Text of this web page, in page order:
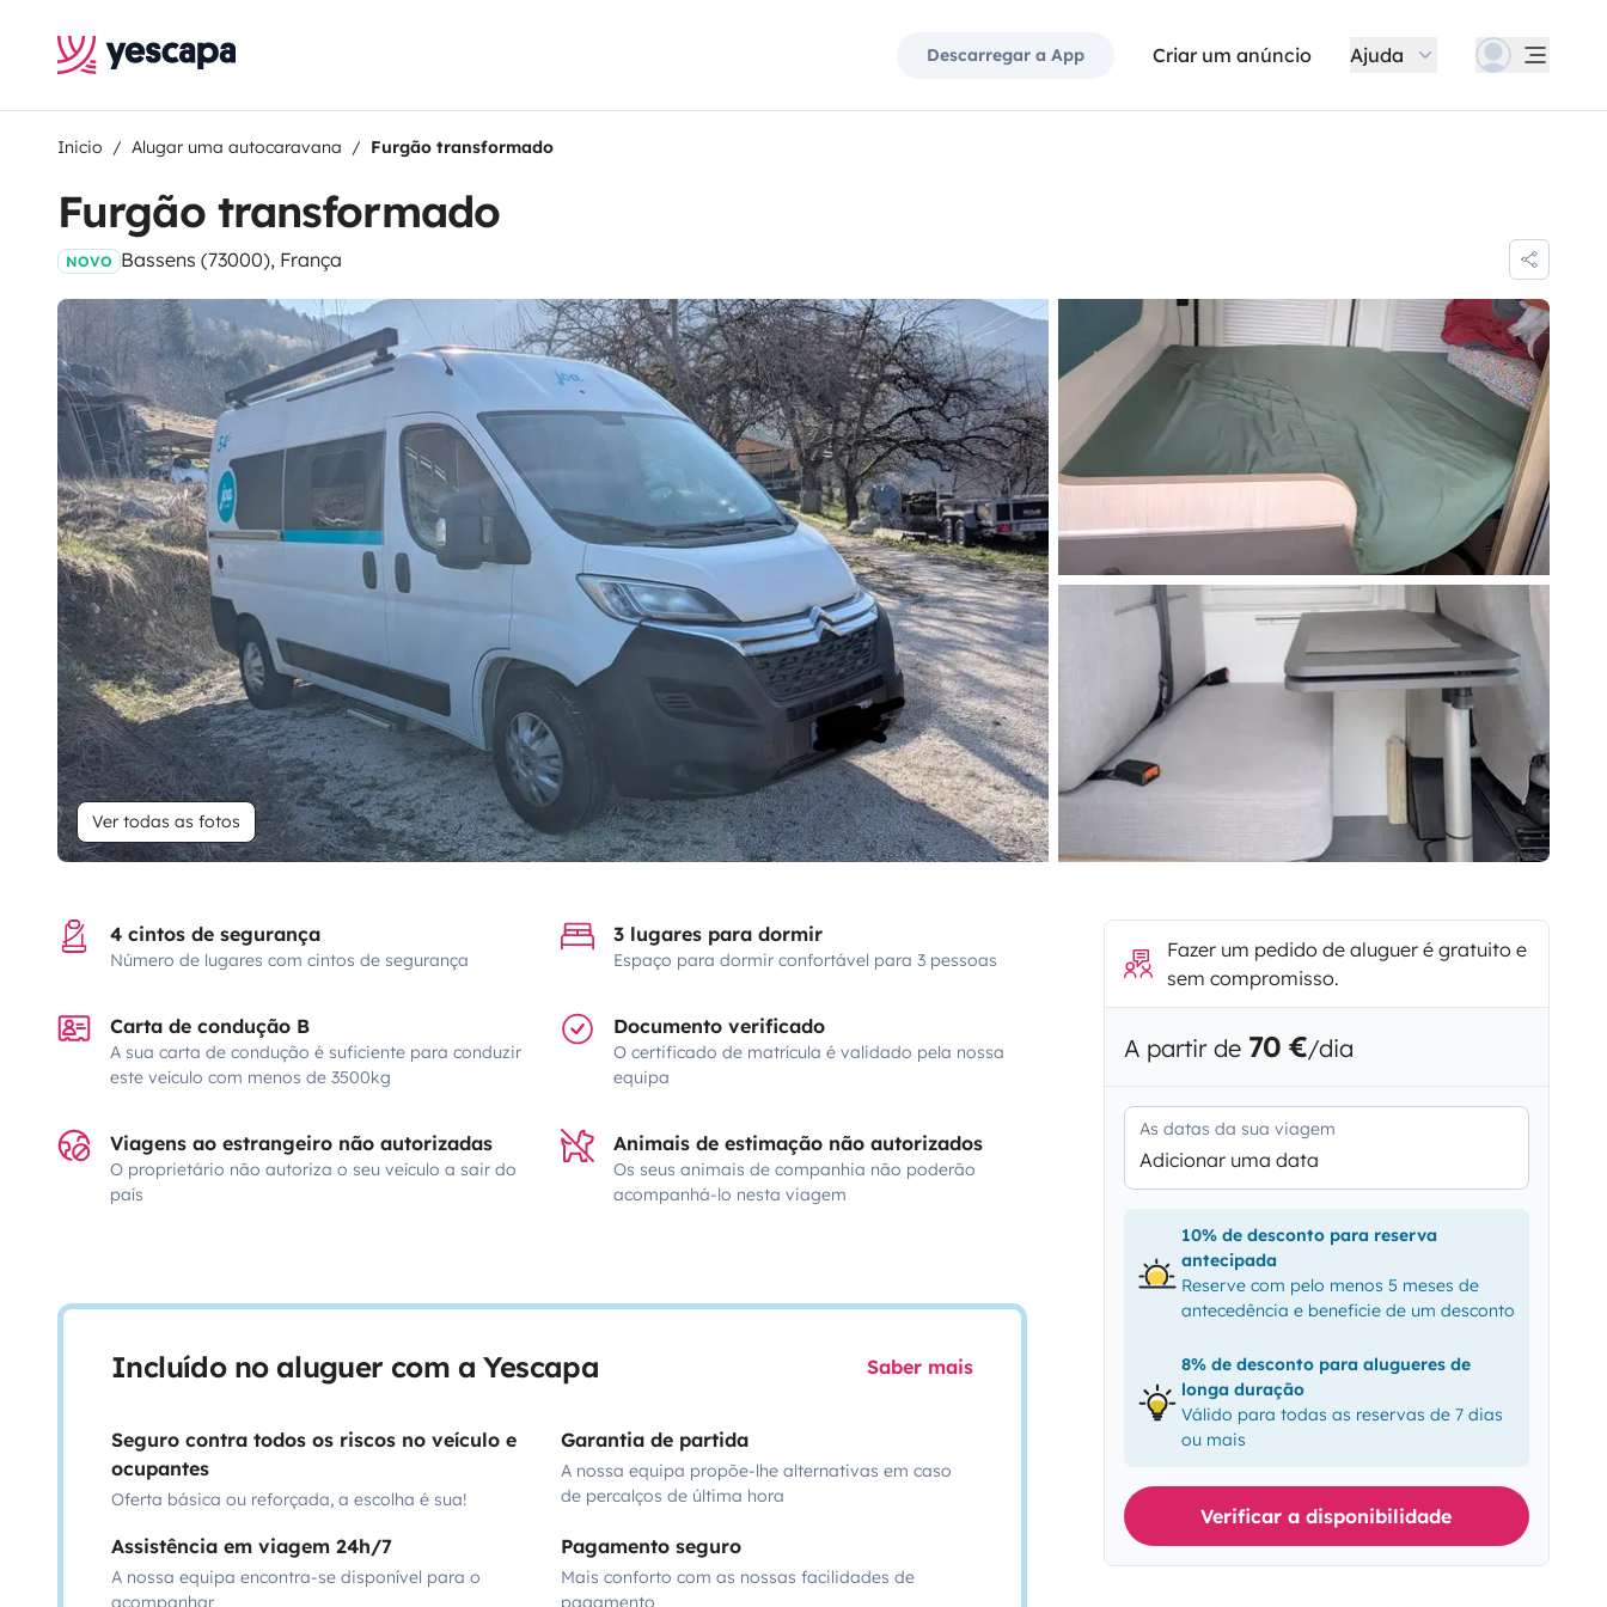
Descarregar a App Criar um anúncio Ajuda
Inicio Alugar uma autocaravana Furgão transformado
Furgão transformado
NOVO Bassens (73000), França
Ver todas as fotos
4 cintos de segurança
Número de lugares com cintos de segurança
3 lugares para dormir
Espaço para dormir confortável para 3 pessoas
Carta de condução B
A sua carta de condução é suficiente para conduzir
este veículo com menos de 3500kg
Documento verificado
O certificado de matrícula é validado pela nossa
equipa
Viagens ao estrangeiro não autorizadas
O proprietário não autoriza o seu veículo a sair do
país
Animais de estimação não autorizados
Os seus animais de companhia não poderão
acompanhá-lo nesta viagem
Incluído no aluguer com a Yescapa Saber mais
Seguro contra todos os riscos no veículo e
ocupantes
Oferta básica ou reforçada, a escolha é sua!
Garantia de partida
A nossa equipa propõe-lhe alternativas em caso
de percalços de última hora
Assistência em viagem 24h/7
A nossa equipa encontra-se disponível para o
acompanhar
Pagamento seguro
Mais conforto com as nossas facilidades de
pagamento
Fazer um pedido de aluguer é gratuito e
sem compromisso.
A partir de 70 €/dia
As datas da sua viagem
Adicionar uma data
10% de desconto para reserva
antecipada
Reserve com pelo menos 5 meses de
antecedência e beneficie de um desconto
8% de desconto para alugueres de
longa duração
Válido para todas as reservas de 7 dias
ou mais
Verificar a disponibilidade